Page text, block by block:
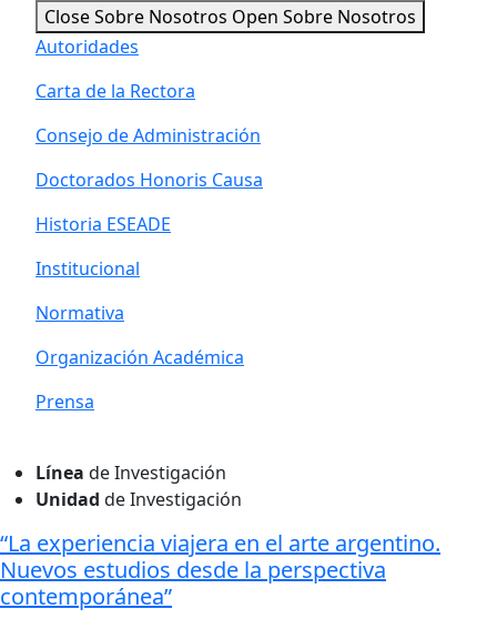
Close Sobre Nosotros Open Sobre Nosotros
Autoridades
Carta de la Rectora
Consejo de Administración
Doctorados Honoris Causa
Historia ESEADE
Institucional
Normativa
Organización Académica
Prensa
Línea de Investigación
Unidad de Investigación
“La experiencia viajera en el arte argentino.
Nuevos estudios desde la perspectiva
contemporánea”